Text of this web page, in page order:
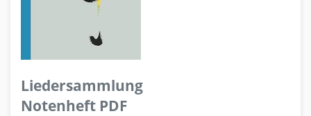
Liedersammlung
Notenheft PDF